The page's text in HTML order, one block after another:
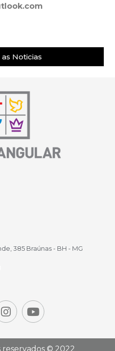
Noticias
385 Braúnas - BH - MG
reservados © 2022